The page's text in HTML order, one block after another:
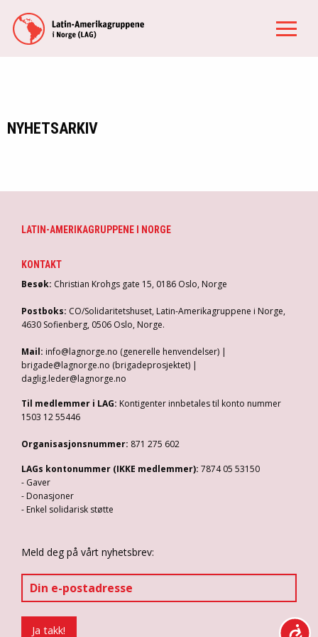
NYHETSARKIV
LATIN-AMERIKAGRUPPENE I NORGE
KONTAKT
Besøk: Christian Krohgs gate 15, 0186 Oslo, Norge
Postboks: CO/Solidaritetshuset, Latin-Amerikagruppene i Norge,
4630 Sofienberg, 0506 Oslo, Norge.
Mail: info@lagnorge.no (generelle henvendelser) |
brigade@lagnorge.no (brigadeprosjektet) |
daglig.leder@lagnorge.no
Til medlemmer i LAG: Kontigenter innbetales til konto nummer
1503 12 55446
Organisasjonsnummer: 871 275 602
LAGs kontonummer (IKKE medlemmer): 7874 05 53150
- Gaver
- Donasjoner
- Enkel solidarisk støtte
Meld deg på vårt nyhetsbrev: